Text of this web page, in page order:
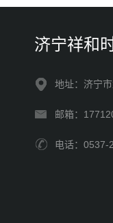
济宁祥和
地址：济宁
邮箱：
电话：0537-